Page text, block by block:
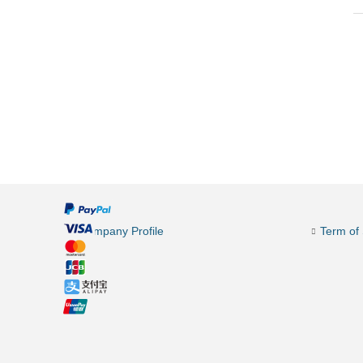
Company Profile Term of